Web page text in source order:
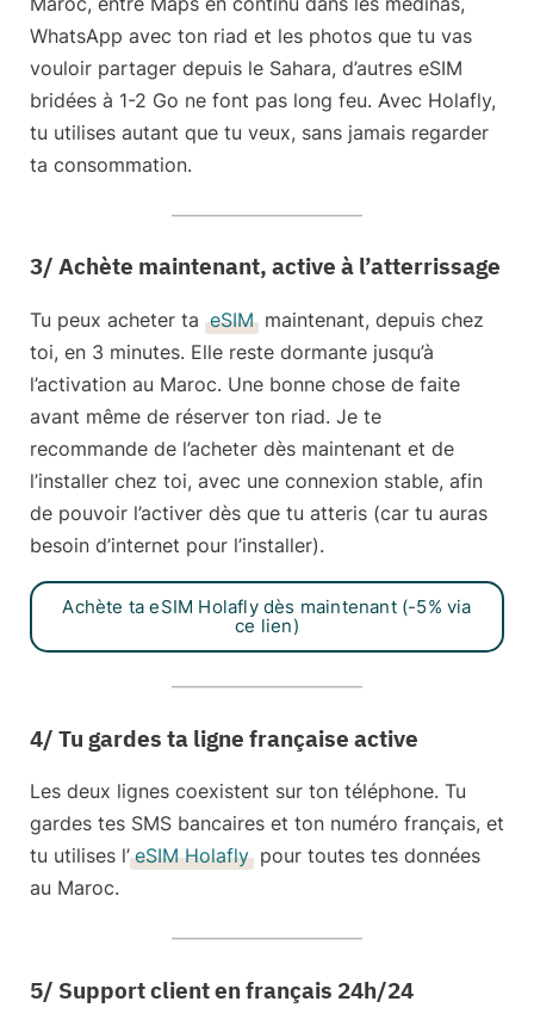
WhatsApp avec ton riad et les photos que tu vas
vouloir partager depuis le Sahara, d’autres eSIM
bridées à 1-2 Go ne font pas long feu. Avec Holafly,
tu utilises autant que tu veux, sans jamais regarder
ta consommation.
3/ Achète maintenant, active à l’atterrissage
Tu peux acheter ta eSIM maintenant, depuis chez
toi, en 3 minutes. Elle reste dormante jusqu’à
l’activation au Maroc. Une bonne chose de faite
avant même de réserver ton riad. Je te
recommande de l’acheter dès maintenant et de
l’installer chez toi, avec une connexion stable, afin
de pouvoir l’activer dès que tu atteris (car tu auras
besoin d’internet pour l’installer).
Achète ta eSIM Holafly dès maintenant (-5% via
ce lien)
4/ Tu gardes ta ligne française active
Les deux lignes coexistent sur ton téléphone. Tu
gardes tes SMS bancaires et ton numéro français, et
tu utilises l’ eSIM Holafly pour toutes tes données
au Maroc.
5/ Support client en français 24h/24